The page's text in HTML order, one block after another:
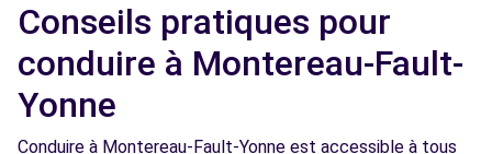
Conseils pratiques pour
conduire à Montereau-Fault-
Yonne
Conduire à Montereau-Fault-Yonne est accessible à tous